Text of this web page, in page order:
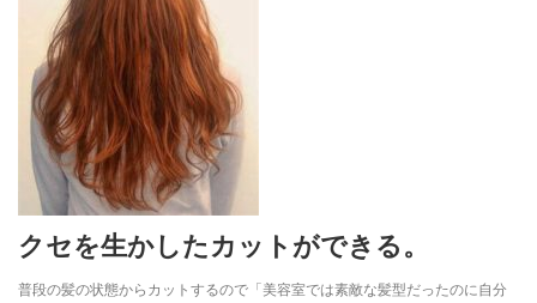
クセを生かしたカットができる。
普段の髪の状態からカットするので「美容室では素敵な髪型だったのに自分